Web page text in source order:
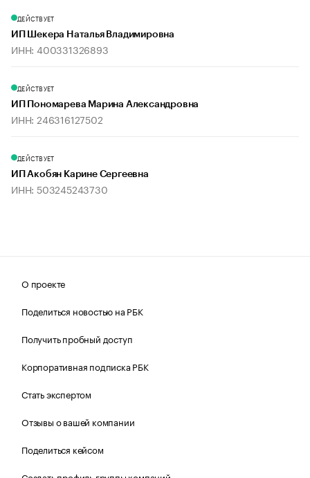
ДЕЙСТВУЕТ
ИП Шекера Наталья Владимировна
ИНН: 400331326893
ДЕЙСТВУЕТ
ИП Пономарева Марина Александровна
ИНН: 246316127502
ДЕЙСТВУЕТ
ИП Акобян Карине Сергеевна
ИНН: 503245243730
О проекте
Поделиться новостью на РБК
Получить пробный доступ
Корпоративная подписка РБК
Стать экспертом
Отзывы о вашей компании
Поделиться кейсом